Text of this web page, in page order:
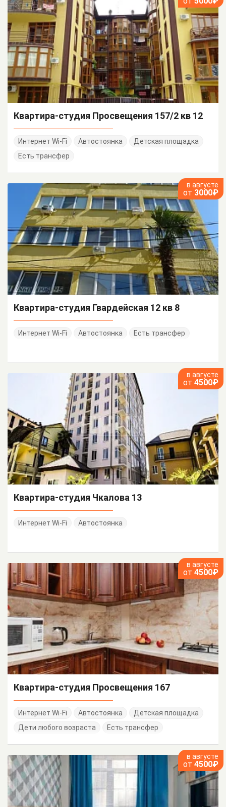
Квартира-студия Просвещения 157/2 кв 12
Интернет Wi-Fi Автостоянка
Детская площадка
Есть трансфер
в августе
от 3000₽
Квартира-студия Гвардейская 12 кв 8
Интернет Wi-Fi Автостоянка Есть трансфер
в августе
от 4500₽
Квартира-студия Чкалова 13
Интернет Wi-Fi Автостоянка
в августе
от 4500₽
Квартира-студия Просвещения 167
Интернет Wi-Fi Автостоянка
Детская площадка
Дети любого возраста
Есть трансфер
в августе
от 4500₽